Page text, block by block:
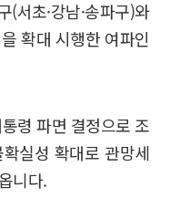
서초·강남·송파구)와
확대 시행한 여파인
령 파면 결정으로 조
실성 확대로 관망세
니다.